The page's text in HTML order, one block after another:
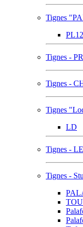
Tignes
Tignes -
Tignes -
Tignes
LD
Tignes -
Tignes -